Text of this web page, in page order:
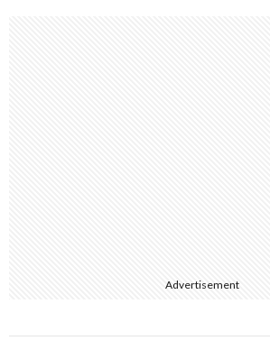
Advertisement